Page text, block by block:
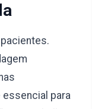
essencial para